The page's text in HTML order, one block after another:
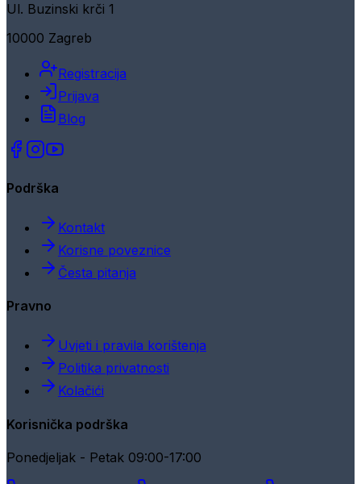
Ul. Buzinski krči 1
10000 Zagreb
Registracija
Prijava
Blog
Podrška
Kontakt
Korisne poveznice
Česta pitanja
Pravno
Uvjeti i pravila korištenja
Politika privatnosti
Kolačići
Korisnička podrška
Ponedjeljak - Petak 09:00-17:00